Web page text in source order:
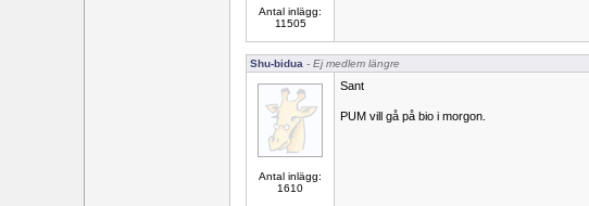
Antal inlägg:
11505
Shu-bidua - Ej medlem längre
Antal inlägg:
1610
Sant
PUM vill gå på bio i morgon.